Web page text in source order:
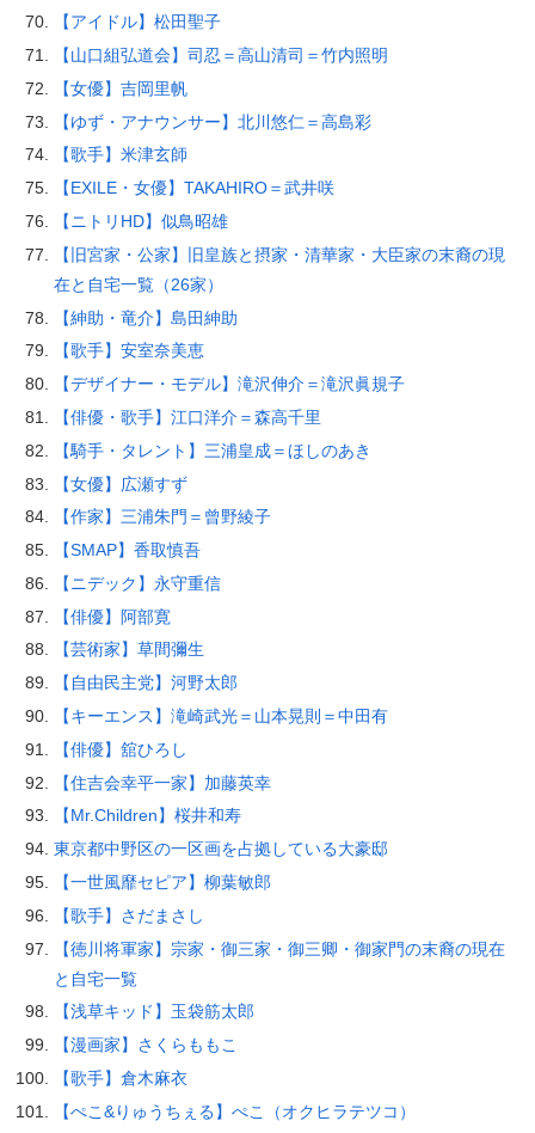
【アイドル】松田聖子
【山口組弘道会】司忍＝高山清司＝竹内照明
【女優】吉岡里帆
【ゆず・アナウンサー】北川悠仁＝高島彩
【歌手】米津玄師
【EXILE・女優】TAKAHIRO＝武井咲
【ニトリHD】似鳥昭雄
【旧宮家・公家】旧皇族と摂家・清華家・大臣家の末裔の現
在と自宅一覧（26家）
【紳助・竜介】島田紳助
【歌手】安室奈美恵
【デザイナー・モデル】滝沢伸介＝滝沢眞規子
【俳優・歌手】江口洋介＝森高千里
【騎手・タレント】三浦皇成＝ほしのあき
【女優】広瀬すず
【作家】三浦朱門＝曾野綾子
【SMAP】香取慎吾
【ニデック】永守重信
【俳優】阿部寛
【芸術家】草間彌生
【自由民主党】河野太郎
【キーエンス】滝崎武光＝山本晃則＝中田有
【俳優】舘ひろし
【住吉会幸平一家】加藤英幸
【Mr.Children】桜井和寿
東京都中野区の一区画を占拠している大豪邸
【一世風靡セピア】柳葉敏郎
【歌手】さだまさし
【徳川将軍家】宗家・御三家・御三卿・御家門の末裔の現在
と自宅一覧
【浅草キッド】玉袋筋太郎
【漫画家】さくらももこ
【歌手】倉木麻衣
【ぺこ&りゅうちぇる】ぺこ（オクヒラテツコ）